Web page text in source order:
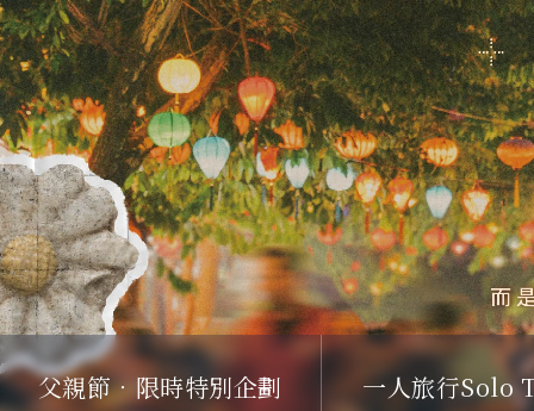
父親節．限時特別企劃 一人旅行Solo